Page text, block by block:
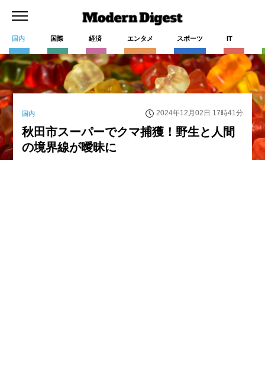
国内 国際 経済 エンタメ スポーツ IT
国内 2024年12月02日 17時41分
秋田市スーパーでクマ捕獲！野生と人間
の境界線が曖昧に